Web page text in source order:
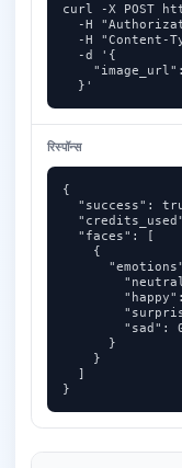
curl -X POST
-H
-H "Content-
  -d '{
  }'
रिस्पॉन्स
{
"success":
  "faces": [
    {
"sad":
      }
    }
  ]
}